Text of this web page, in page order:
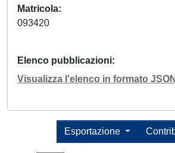
Matricola
093420
Elenco pubblicazioni
Visualizza l'elenco in formato JSON
Esportazione